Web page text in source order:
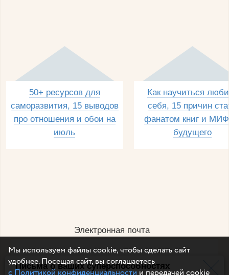
Письма о ваших суперспособностях
50+ ресурсов для
саморазвития, 15 выводов
про отношения и обои на
июль
Как научиться
себя, 15 причин
фанатом книг и
будущего
Электронная почта
Например, dulsineya@gmail.com
Мы используем файлы cookie, чтобы сделать сайт
удобнее. Посещая сайт, вы соглашаетесь